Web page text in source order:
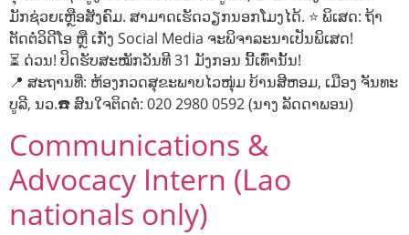
ມັກຊ່ວຍເຫຼືອສັງຄົມ. ສາມາດເຮັດວຽກນອກໂມງໄດ້. ⭐ ພິເສດ: ຖ້າ
ຕັດຕໍ່ວິດີໂອ ຫຼື ເກັ່ງ Social Media ຈະພິຈາລະນາເປັນພິເສດ!
⏳ ດ່ວນ! ປິດຮັບສະໝັກວັນທີ 31 ມັງກອນ ນີ້ເທົ່ານັ້ນ!
📍 ສະຖານທີ່: ຫ້ອງກວດສຸຂະພາບໄວໜຸ່ມ ບ້ານສີຫອມ, ເມືອງ ຈັນທະ
ບູລີ, ນວ.☎️ ສົນໃຈຕິດຕໍ່: 020 2980 0592 (ນາງ ລັດດາພອນ)
Communications &
Advocacy Intern (Lao
nationals only)